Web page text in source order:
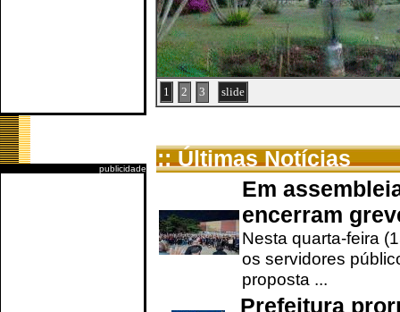
publicidade
1 2 3 slide
:: Últimas Notícias
Em
encerram
Nesta quarta-feira
os servidores
proposta ...
Prefeitura